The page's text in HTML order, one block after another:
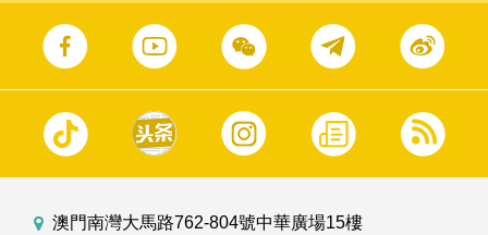
澳門南灣大馬路762-804號中華廣場15樓